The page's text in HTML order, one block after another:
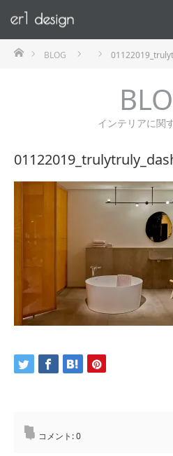
ホームBLOG
インテリアに関
コメント:0